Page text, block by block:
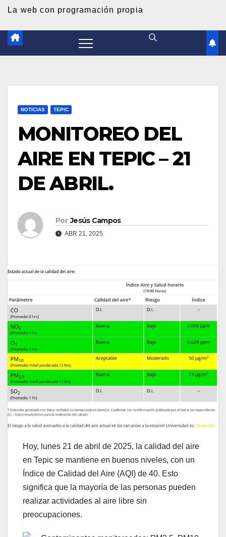
La web con programación propia
NOTICIAS TEPIC
MONITOREO DEL
AIRE EN TEPIC – 21
DE ABRIL.
Por Jesús Campos
ABR 21, 2025
Hoy, lunes 21 de abril de 2025, la calidad del aire
en Tepic se mantiene en buenos niveles, con un
Índice de Calidad del Aire (AQI) de 40. Esto
significa que la mayoría de las personas pueden
realizar actividades al aire libre sin
preocupaciones.